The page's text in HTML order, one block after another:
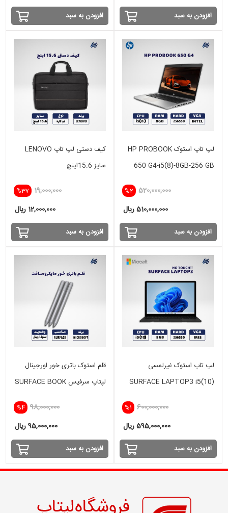
افزودن به سبد افزودن به سبد
لپ تاپ استوک HP PROBOOK
650 G4-i5(8)-8GB-256 GB
%2 520,000,000
510,000,000 ریال
افزودن به سبد
کیف دستی لپ تاپ LENOVO
سایز 15.6اینچ
%37 19,000,000
12,000,000 ریال
افزودن به سبد
لپ تاپ استوک غیرلمسی
SURFACE LAPTOP3 i5(10)
%1 600,000,000
595,000,000 ریال
افزودن به سبد
قلم استوک باتری خور اورجینال
لپتاپ سرفیس SURFACE BOOK
%4 98,000,000
95,000,000 ریال
افزودن به سبد